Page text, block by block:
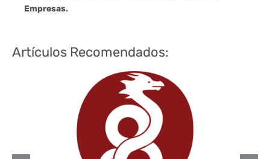
Empresas.
Artículos Recomendados: